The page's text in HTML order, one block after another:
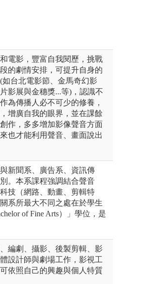
電影，豐富自我閱歷，挑戰
的劇情安排，可提升自身的
台北電影節、金馬奇幻影
影展與金穗獎...等)，認識不
為傳播人必不可少的修養，
增廣自我的眼界，並在課餘
作，多多增加影像聲音方面
也才能利用聲音、畫面說出
新聞系、廣告系、資訊傳
。本系課程強調結合聲音
技（網路、動畫、剪輯特
系所最大不同之處在於學生
of Fine Arts）」學位，是
編劇、攝影、後製剪輯、影
設計師與劇場工作，影視工
依照自己的興趣與個人特質